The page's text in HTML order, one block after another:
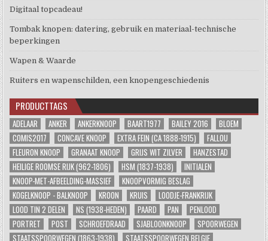
Digitaal topcadeau!
Tombak knopen: datering, gebruik en materiaal-technische
beperkingen
Wapen & Waarde
Ruiters en wapenschilden, een knopengeschiedenis
PRODUCTTAGS
ADELAAR ANKER ANKERKNOOP BAART1977 BAILEY 2016
BLOEM
COMIS2017
CONCAVE KNOOP EXTRA FEIN (CA 1888-1915)
FALLOU
FLEURON KNOOP
GRANAAT KNOOP GRIJS WIT ZILVER
HANZESTAD
HEILIGE ROOMSE RIJK (962-1806)
HSM (1837-1938)
INITIALEN
KNOOP-MET-AFBEELDING-MASSIEF
KNOOPVORMIG BESLAG
KOGELKNOOP - BALKNOOP
KROON KRUIS
LOODJE-FRANKRIJK
LOOD TIN 2 DELEN
NS (1938-HEDEN) PAARD PAN
PENLOOD
PORTRET
POST SCHROEFDRAAD SJABLOONKNOOP
SPOORWEGEN
STAATSSPOORWEGEN (1863-1938)
STAATSSPOORWEGEN BELGIE